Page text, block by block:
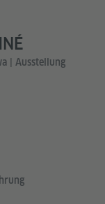
| Ausstellung